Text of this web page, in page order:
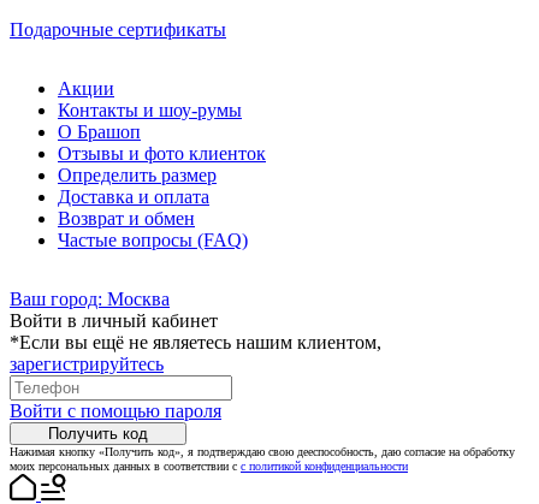
Подарочные сертификаты
Акции
Контакты и шоу-румы
О Брашоп
Отзывы и фото клиенток
Определить размер
Доставка и оплата
Возврат и обмен
Частые вопросы (FAQ)
Ваш город: Москва
Войти в личный кабинет
*Если вы ещё не являетесь нашим клиентом,
зарегистрируйтесь
Войти с помощью пароля
Получить код
Нажимая кнопку «Получить код», я подтверждаю свою дееспособность, даю согласие на обработку
моих персональных данных в соответствии с с политикой конфиденциальности